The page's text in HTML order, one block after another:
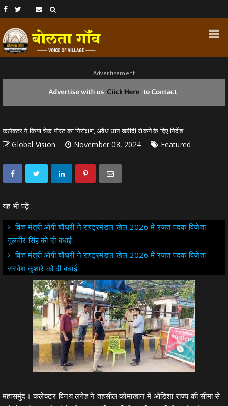
- Advertisement -
कलेक्टर ने किया चेक पोस्ट का निरीक्षण, अवैध धान खरीदी रोकने के दिए निर्देश
Global Vision November 08, 2024 Featured
यह भी पढ़ें :-
वित्त मंत्री ओपी चौधरी ने राष्ट्रमंडल खेल 2026 में रजत पदक विजेता
गुलवीर सिंह को दी बधाई
वित्त मंत्री ओपी चौधरी ने राष्ट्रमंडल खेल 2026 में रजत पदक विजेता
सरवेश कुशारे को दी बधाई
महासमुंद। कलेक्टर विनय लंगेह ने तहसील कोमाखान में ओडिशा राज्य की सीमा से